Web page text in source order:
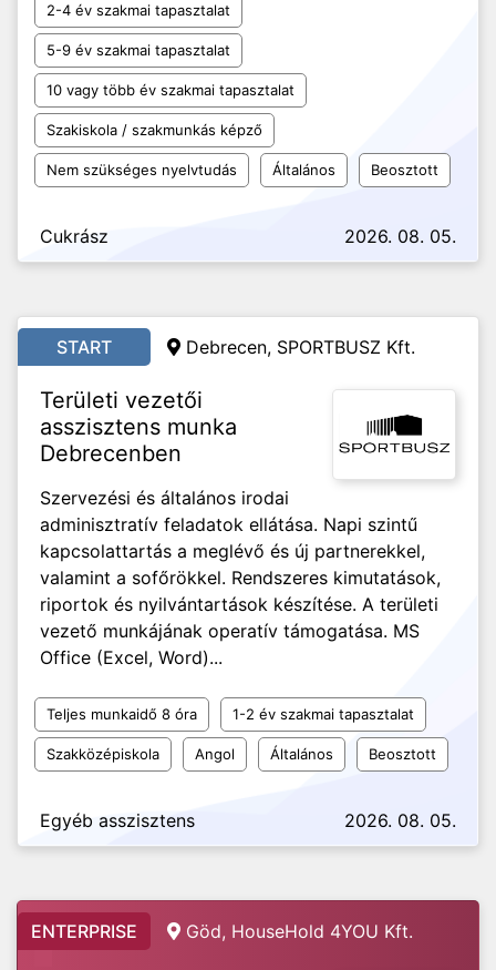
2-4 év szakmai tapasztalat
5-9 év szakmai tapasztalat
10 vagy több év szakmai tapasztalat
Szakiskola / szakmunkás képző
Nem szükséges nyelvtudás Általános Beosztott
Cukrász 2026. 08. 05.
START Debrecen, SPORTBUSZ Kft.
Területi vezetői
asszisztens munka
Debrecenben
Szervezési és általános irodai
adminisztratív feladatok ellátása. Napi szintű
kapcsolattartás a meglévő és új partnerekkel,
valamint a sofőrökkel. Rendszeres kimutatások,
riportok és nyilvántartások készítése. A területi
vezető munkájának operatív támogatása. MS
Office (Excel, Word)...
Teljes munkaidő 8 óra 1-2 év szakmai tapasztalat
Szakközépiskola Angol Általános Beosztott
Egyéb asszisztens 2026. 08. 05.
ENTERPRISE Göd, HouseHold 4YOU Kft.